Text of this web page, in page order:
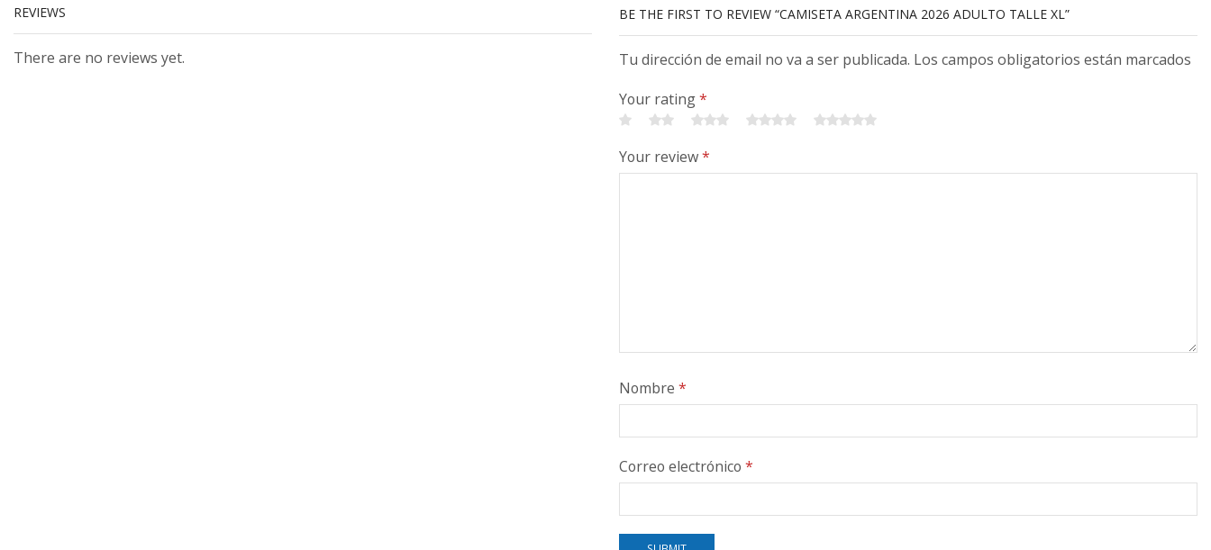
REVIEWS
There are no reviews yet.
BE THE FIRST TO REVIEW “CAMISETA ARGENTINA 2026 ADULTO TALLE XL”
Tu dirección de email no va a ser publicada. Los campos obligatorios están marcados
Your rating*
Your review*
Nombre *
Correo electrónico *